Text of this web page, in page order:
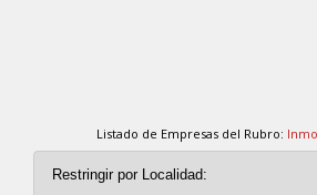
Listado de Empresas del Rubro: